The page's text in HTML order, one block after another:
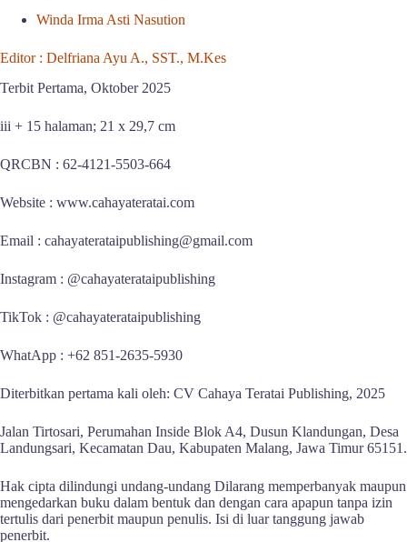
Winda Irma Asti Nasution
Editor : Delfriana Ayu A., SST., M.Kes
Terbit Pertama, Oktober 2025
iii + 15 halaman; 21 x 29,7 cm
QRCBN : 62-4121-5503-664
Website : www.cahayateratai.com
Email : cahayaterataipublishing@gmail.com
Instagram : @cahayaterataipublishing
TikTok : @cahayaterataipublishing
WhatApp : +62 851-2635-5930
Diterbitkan pertama kali oleh: CV Cahaya Teratai Publishing, 2025
Jalan Tirtosari, Perumahan Inside Blok A4, Dusun Klandungan, Desa
Landungsari, Kecamatan Dau, Kabupaten Malang, Jawa Timur 65151.
Hak cipta dilindungi undang-undang Dilarang memperbanyak maupun
mengedarkan buku dalam bentuk dan dengan cara apapun tanpa izin
tertulis dari penerbit maupun penulis. Isi di luar tanggung jawab
penerbit.